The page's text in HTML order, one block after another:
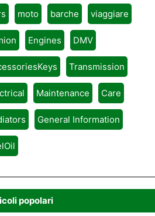
moto barche viaggiare
Engines DMV
Transmission
Maintenance Care
General Information
popolari